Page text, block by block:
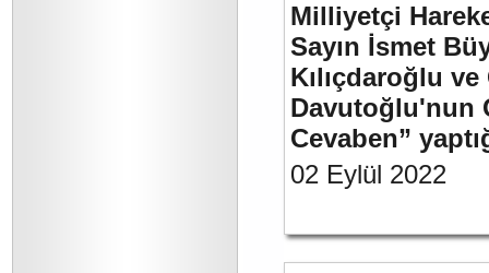
Milliyetçi
Sayın İsmet
Kılıçdaroğlu
Davutoğlu'nun
Cevaben”
02 Eylül 2022